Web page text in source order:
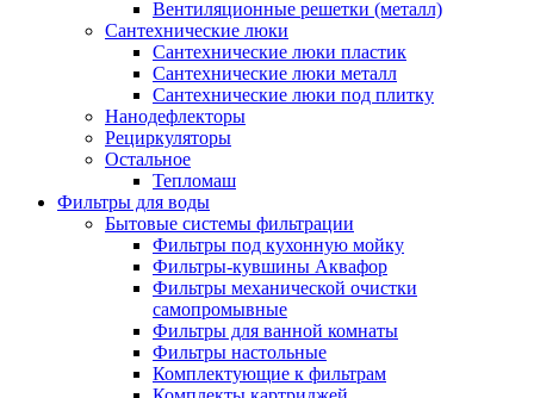
Вентиляционные решетки (металл)
Сантехнические люки
Сантехнические люки пластик
Сантехнические люки металл
Сантехнические люки под плитку
Нанодефлекторы
Рециркуляторы
Остальное
Тепломаш
Фильтры для воды
Бытовые системы фильтрации
Фильтры под кухонную мойку
Фильтры-кувшины Аквафор
Фильтры механической очистки
самопромывные
Фильтры для ванной комнаты
Фильтры настольные
Комплектующие к фильтрам